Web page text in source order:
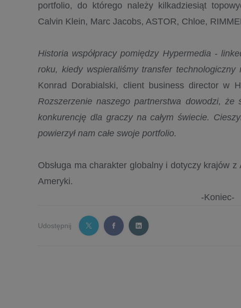
portfolio, do którego należy kilkadziesiąt
Calvin Klein, Marc Jacobs, ASTOR, Chloe,
Historia współpracy pomiędzy Hypermedia -
roku, kiedy wspieraliśmy transfer
Konrad Dorabialski, client business director w
Rozszerzenie naszego partnerstwa dowodzi, że
konkurencję dla graczy na całym świecie.
powierzył nam całe swoje portfolio.
Obsługa ma charakter globalny i dotyczy krajów
Ameryki.
-Koniec-
Udostępnij